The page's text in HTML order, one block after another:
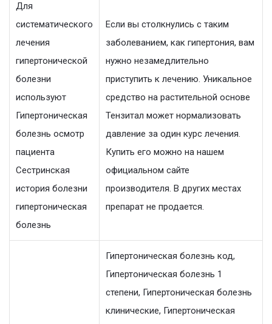
Для
систематического
лечения
гипертонической
болезни
используют
Гипертоническая
болезнь осмотр
пациента
Сестринская
история болезни
гипертоническая
болезнь
Если вы столкнулись с таким
заболеванием, как гипертония, вам
нужно незамедлительно
приступить к лечению. Уникальное
средство на растительной основе
Тензитал может нормализовать
давление за один курс лечения.
Купить его можно на нашем
официальном сайте
производителя. В других местах
препарат не продается.
Гипертоническая болезнь код,
Гипертоническая болезнь 1
степени, Гипертоническая болезнь
клинические, Гипертоническая